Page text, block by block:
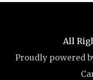
All
Proudly powered